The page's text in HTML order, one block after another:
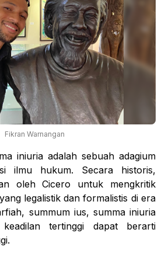
Fikran Warnangan
iniuria adalah sebuah adagium
ilmu hukum. Secara historis,
oleh Cicero untuk mengkritik
legalistik dan formalistis di era
summum ius, summa iniuria
keadilan tertinggi dapat berarti